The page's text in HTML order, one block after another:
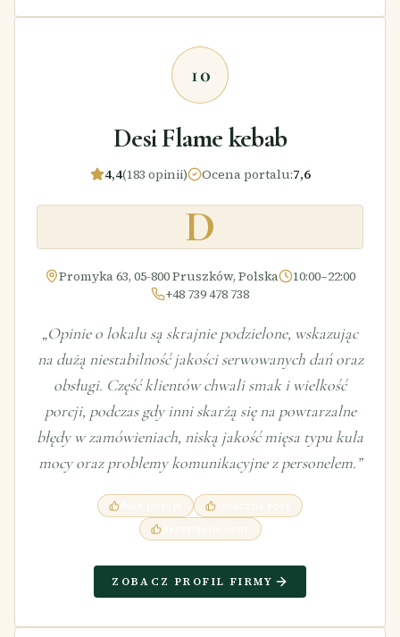
10
Desi Flame kebab
4,4(183 opinii) Ocena portalu:7,6
D
Promyka 63, 05-800 Pruszków, Polska
10:00–22:00
+48 739 478 738
„Opinie o lokalu są skrajnie podzielone, wskazując
na dużą niestabilność jakości serwowanych dań oraz
obsługi. Część klientów chwali smak i wielkość
porcji, podczas gdy inni skarżą się na powtarzalne
błędy w zamówieniach, niską jakość mięsa typu kula
mocy oraz problemy komunikacyjne z personelem.”
przystępne ceny
ZOBACZ PROFIL FIRMY